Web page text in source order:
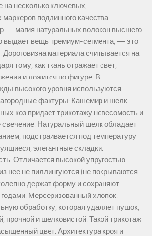
на несколько ключевых,
подлинного качества.
— магия натуральных волокон высшего
выдает вещь премиум-сегмента, — это
Дороговизна материала считывается на
тому, как ткань отражает свет,
и ложится по фигуре. В
высокого уровня используются
фактуры: Кашемир и шелк.
коз придает трикотажу невесомость и
свечение. Натуральный шелк обладает
подстраивается под температуру
элегантные складки.
Отличается высокой упругостью
нее не пиллингуются (не покрываются
держат форму и сохраняют
Мерсеризованный хлопок.
обработку, которая удаляет пушок,
прочной и шелковистой. Такой трикотаж
цвет. Архитектура кроя и